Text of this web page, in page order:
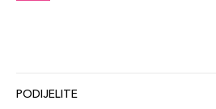
PODIJELITE